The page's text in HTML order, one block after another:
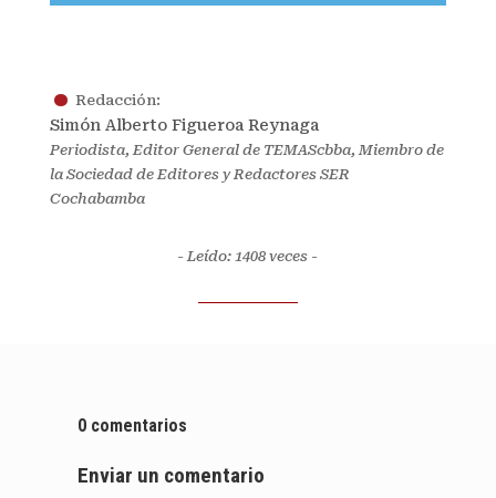
. Redacción:
Simón Alberto Figueroa Reynaga
Periodista, Editor General de TEMAScbba, Miembro de
la Sociedad de Editores y Redactores SER
Cochabamba
- Leído: 1408 veces -
0 comentarios
Enviar un comentario